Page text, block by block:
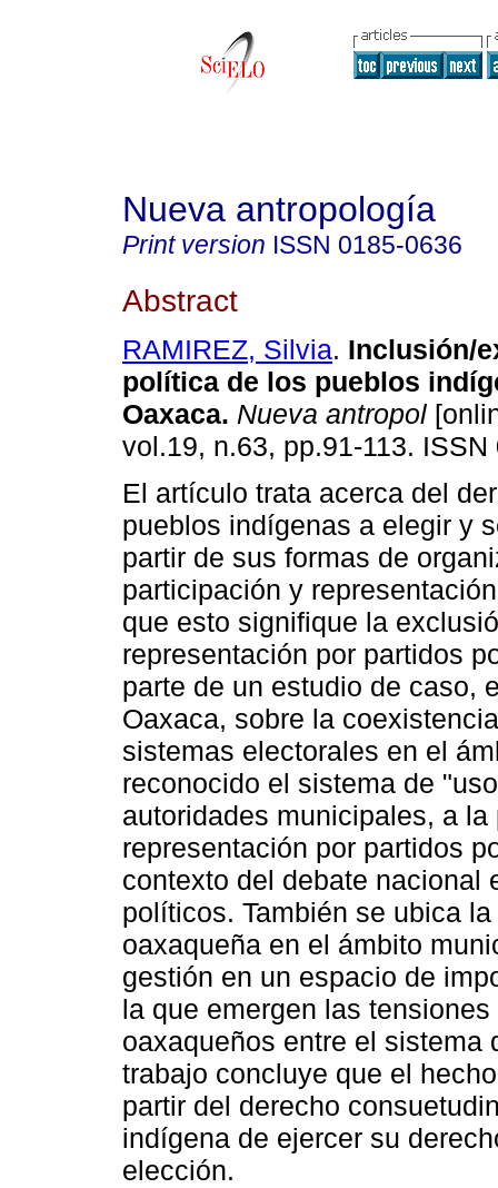
Nueva antropología
Print version ISSN 0185-0636
Abstract
RAMIREZ, Silvia. Inclusión/
política de los pueblos
Oaxaca. Nueva antropol
vol.19, n.63, pp.91-113. ISSN
El artículo trata acerca del
pueblos indígenas a elegir y
partir de sus formas de
participación y
que esto signifique la
representación por partidos
parte de un estudio de caso,
Oaxaca, sobre la
sistemas electorales en el
reconocido el sistema de
autoridades municipales, a
representación por partidos
contexto del debate nacional
políticos. También se ubica
oaxaqueña en el ámbito
gestión en un espacio de
la que emergen las
oaxaqueños entre el sistema
trabajo concluye que el
partir del derecho
indígena de ejercer su
elección.